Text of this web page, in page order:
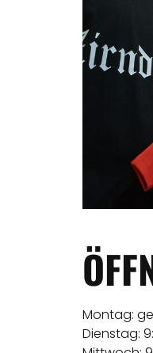
Montag:
Dienstag: